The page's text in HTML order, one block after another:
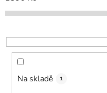
d
k
t
Na skladě 1